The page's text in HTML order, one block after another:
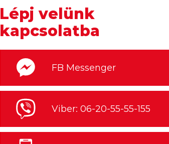
Lépj velünk
kapcsolatba
FB Messenger
Viber: 06-20-55-55-155